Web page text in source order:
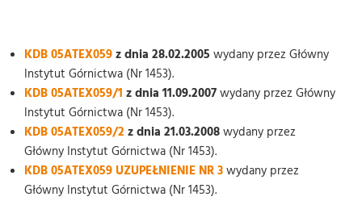
KDB 05ATEX059z dnia 28.02.2005 wydany przez Główny
Instytut Górnictwa (Nr 1453).
KDB 05ATEX059/1 z dnia 11.09.2007wydany przez Główny
Instytut Górnictwa (Nr 1453).
KDB 05ATEX059/2 z dnia 21.03.2008wydany przez
Główny Instytut Górnictwa (Nr 1453).
KDB 05ATEX059 UZUPEŁNIENIE NR 3wydany przez
Główny Instytut Górnictwa (Nr 1453).